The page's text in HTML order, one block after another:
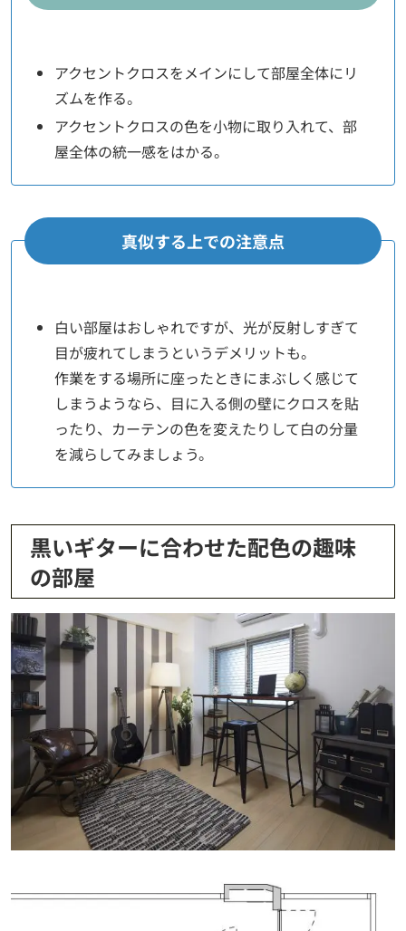
アクセントクロスをメインにして部屋全体にリ
ズムを作る。
アクセントクロスの色を小物に取り入れて、部
屋全体の統一感をはかる。
真似する上での注意点
白い部屋はおしゃれですが、光が反射しすぎて
目が疲れてしまうというデメリットも。
作業をする場所に座ったときにまぶしく感じて
しまうようなら、目に入る側の壁にクロスを貼
ったり、カーテンの色を変えたりして白の分量
を減らしてみましょう。
黒いギターに合わせた配色の趣味
の部屋